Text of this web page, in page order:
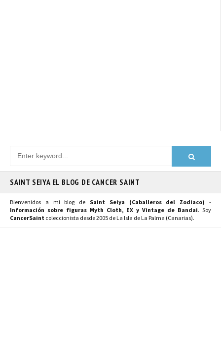
SAINT SEIYA EL BLOG DE CANCER SAINT
Bienvenidos a mi blog de Saint Seiya (Caballeros del Zodiaco) -
Información sobre figuras Myth Cloth, EX y Vintage de Bandai. Soy
CancerSaint coleccionista desde 2005 de La Isla de La Palma (Canarias).